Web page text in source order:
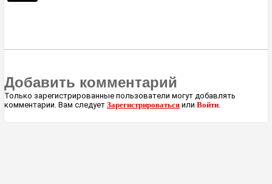
Добавить комментарий
Только зарегистрированные пользователи могут добавлять
комментарии. Вам следует Зарегистрироваться или Войти.